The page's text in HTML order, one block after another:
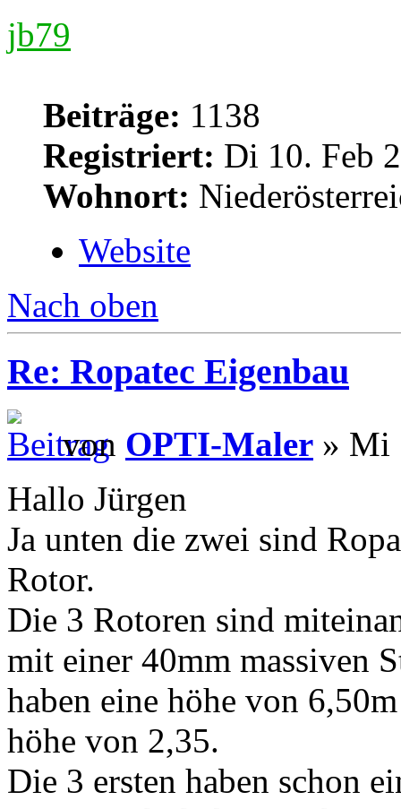
jb79
Beiträge: 1138
Registriert: Di 10. Feb
Wohnort:
Website
Nach oben
Re: Ropatec Eigenbau
von OPTI-Maler » Mi
Hallo Jürgen
Ja unten die zwei sind
Rotor.
Die 3 Rotoren sind
mit einer 40mm massiven
haben eine höhe von
höhe von 2,35.
Die 3 ersten haben schon